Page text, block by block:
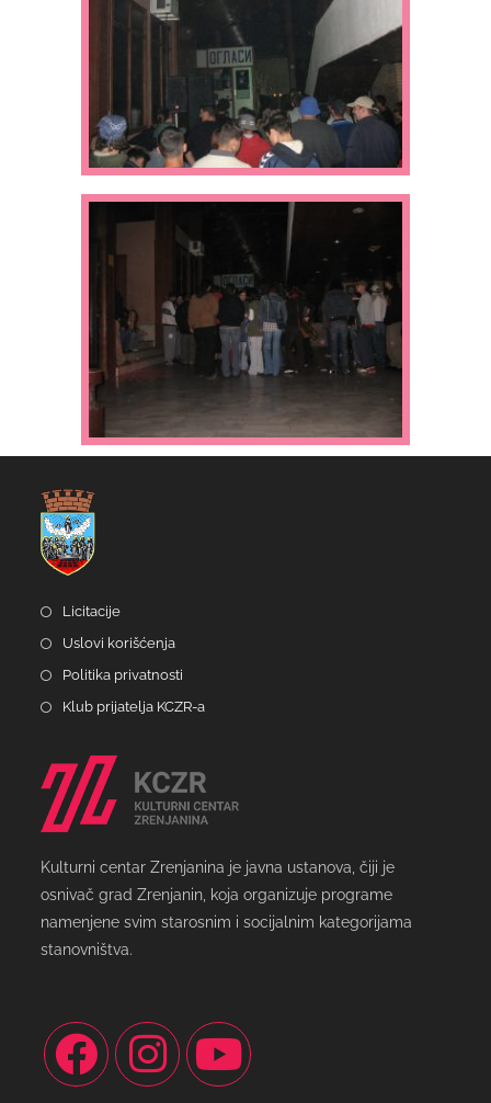
Licitacije
Uslovi korišćenja
Politika privatnosti
Klub prijatelja KCZR-a
Kulturni centar Zrenjanina je javna ustanova, čiji je
osnivač grad Zrenjanin, koja organizuje programe
namenjene svim starosnim i socijalnim kategorijama
stanovništva.